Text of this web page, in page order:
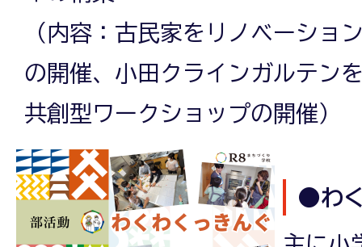
（内容：古民家をリノベーショ
の開催、小田クラインガルテン
共創型ワークショップの開催）
●わ